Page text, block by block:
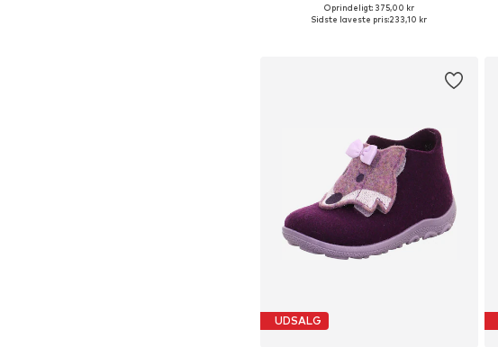
Fås i mange størrelser
Oprindeligt: 375,00 kr
Sidste laveste pris:233,10 kr
UDSALG